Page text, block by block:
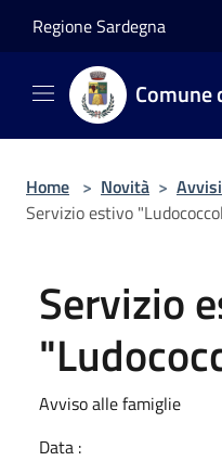
Regione Sardegna
Comune
Home > Novità > Avvisi
Servizio estivo
Servizio
Avviso alle famiglie
Data :